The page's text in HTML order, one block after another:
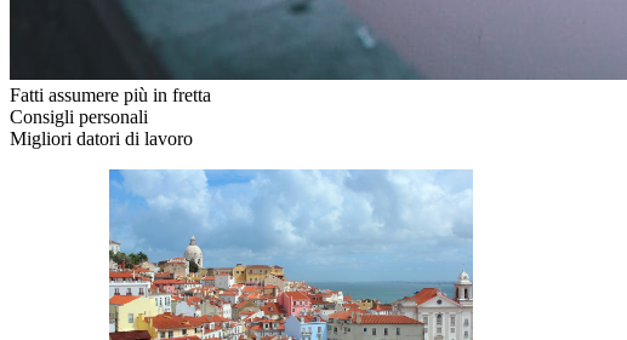
Fatti assumere più in fretta
Consigli personali
Migliori datori di lavoro